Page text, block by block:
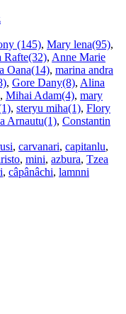
(145), Mary lena(95),
Rafte(32), Anne Marie
Oana(14), marina andra
, Gore Dany(8), Alina
, Mihai Adam(4), mary
, steryu miha(1), Flory
Arnautu(1), Constantin
, carvanari, capitanlu,
, mini, azbura, Tzea
, câpânâchi, lamnni